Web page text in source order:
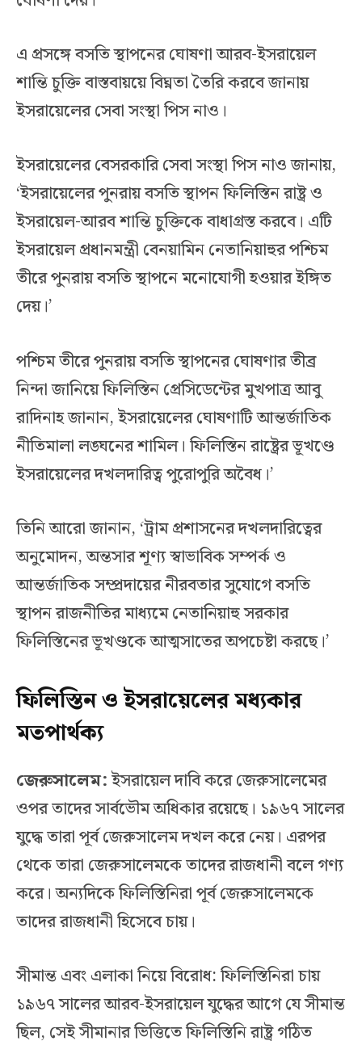
এ প্রসঙ্গে বসতি স্থাপনের ঘোষণা আরব-ইসরায়েল
শান্তি চুক্তি বাস্তবায়য়ে বিঘ্নতা তৈরি করবে জানায়
ইসরায়েলের সেবা সংস্থা পিস নাও।
ইসরায়েলের বেসরকারি সেবা সংস্থা পিস নাও জানায়,
‘ইসরায়েলের পুনরায় বসতি স্থাপন ফিলিস্তিন রাষ্ট্র ও
ইসরায়েল-আরব শান্তি চুক্তিকে বাধাগ্রস্ত করবে। এটি
ইসরায়েল প্রধানমন্ত্রী বেনয়ামিন নেতানিয়াহুর পশ্চিম
তীরে পুনরায় বসতি স্থাপনে মনোযোগী হওয়ার ইঙ্গিত
দেয়।’
পশ্চিম তীরে পুনরায় বসতি স্থাপনের ঘোষণার তীব্র
নিন্দা জানিয়ে ফিলিস্তিন প্রেসিডেন্টের মুখপাত্র আবু
রাদিনাহ জানান, ইসরায়েলের ঘোষণাটি আন্তর্জাতিক
নীতিমালা লঙ্ঘনের শামিল। ফিলিস্তিন রাষ্ট্রের ভূখণ্ডে
ইসরায়েলের দখলদারিত্ব পুরোপুরি অবৈধ।’
তিনি আরো জানান, ‘ট্রাম প্রশাসনের দখলদারিত্বের
অনুমোদন, অন্তসার শূণ্য স্বাভাবিক সম্পর্ক ও
আন্তর্জাতিক সম্প্রদায়ের নীরবতার সুযোগে বসতি
স্থাপন রাজনীতির মাধ্যমে নেতানিয়াহু সরকার
ফিলিস্তিনের ভূখণ্ডকে আত্মসাতের অপচেষ্টা করছে।’
ফিলিস্তিন ও ইসরায়েলের মধ্যকার
মতপার্থক্য
জেরুসালেম:ইসরায়েল দাবি করে জেরুসালেমের
ওপর তাদের সার্বভৌম অধিকার রয়েছে। ১৯৬৭ সালের
যুদ্ধে তারা পূর্ব জেরুসালেম দখল করে নেয়। এরপর
থেকে তারা জেরুসালেমকে তাদের রাজধানী বলে গণ্য
করে। অন্যদিকে ফিলিস্তিনিরা পূর্ব জেরুসালেমকে
তাদের রাজধানী হিসেবে চায়।
সীমান্ত এবং এলাকা নিয়ে বিরোধ: ফিলিস্তিনিরা চায়
১৯৬৭ সালের আরব-ইসরায়েল যুদ্ধের আগে যে সীমান্ত
ছিল, সেই সীমানার ভিত্তিতে ফিলিস্তিনি রাষ্ট্র গঠিত